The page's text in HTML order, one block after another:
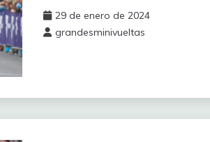
29 de enero de 2024
grandesminivueltas